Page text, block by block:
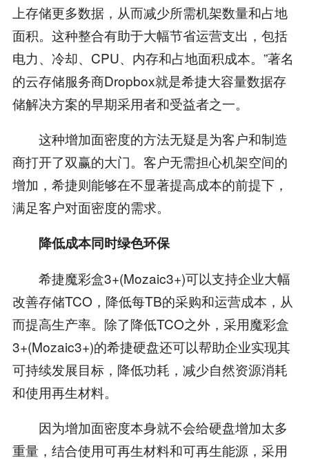
上存储更多数据，从而减少所需机架数量和占地
面积。这种整合有助于大幅节省运营支出，包括
电力、冷却、CPU、内存和占地面积成本。”著名
的云存储服务商Dropbox就是希捷大容量数据存
储解决方案的早期采用者和受益者之一。
这种增加面密度的方法无疑是为客户和制造
商打开了双赢的大门。客户无需担心机架空间的
增加，希捷则能够在不显著提高成本的前提下，
满足客户对面密度的需求。
降低成本同时绿色环保
希捷魔彩盒3+(Mozaic3+)可以支持企业大幅
改善存储TCO，降低每TB的采购和运营成本，从
而提高生产率。除了降低TCO之外，采用魔彩盒
3+(Mozaic3+)的希捷硬盘还可以帮助企业实现其
可持续发展目标，降低功耗，减少自然资源消耗
和使用再生材料。
因为增加面密度本身就不会给硬盘增加太多
重量，结合使用可再生材料和可再生能源，采用